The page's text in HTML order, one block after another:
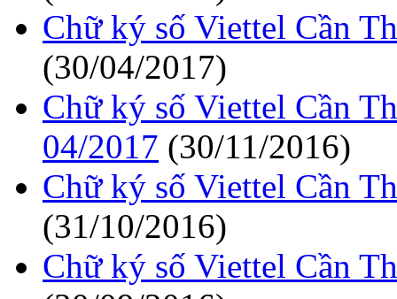
Chữ ký số Viettel Cần
(30/04/2017)
Chữ ký số Viettel Cần
04/2017 (30/11/2016)
Chữ ký số Viettel Cần
(31/10/2016)
Chữ ký số Viettel Cần